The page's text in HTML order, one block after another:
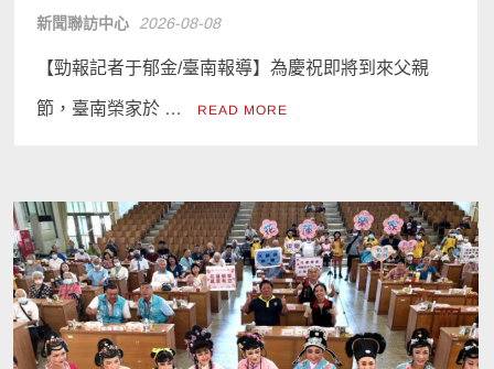
新聞聯訪中心 2026-08-08
【勁報記者于郁金/臺南報導】為慶祝即將到來父親
節，臺南榮家於 … READ MORE